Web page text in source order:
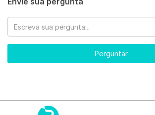
Perguntar